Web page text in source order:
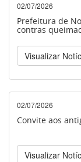
02/07/2026
Prefeitura de
contras
Visualizar
02/07/2026
Convite aos
Visualizar